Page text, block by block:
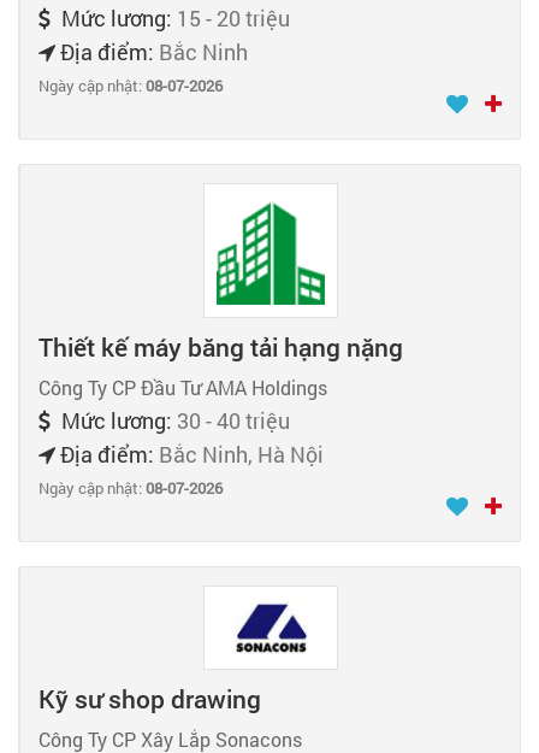
Mức lương: 15 - 20 triệu
Địa điểm: Bắc Ninh
Ngày cập nhật:08-07-2026
Thiết kế máy băng tải hạng nặng
Công Ty CP Đầu Tư AMA Holdings
Mức lương: 30 - 40 triệu
Địa điểm: Bắc Ninh, Hà Nội
Ngày cập nhật:08-07-2026
Kỹ sư shop drawing
Công Ty CP Xây Lắp Sonacons